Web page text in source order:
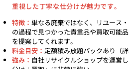
重視した丁寧な仕分けが魅力です。
特徴： 単なる廃棄ではなく、リユース
の過程で見つかった貴重品や買取可能
を提案してくれます。
料金目安： 定額積み放題パックあり（詳
強み： 自社リサイクルショップを運営